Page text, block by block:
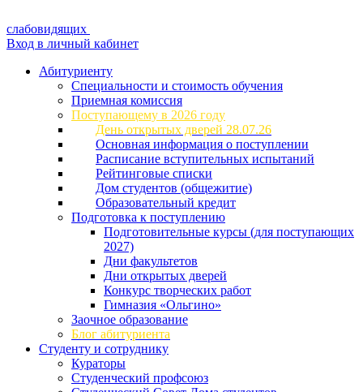
слабовидящих
Вход в личный кабинет
Абитуриенту
Специальности и стоимость обучения
Приемная комиссия
Поступающему в 2026 году
День открытых дверей 28.07.26
Основная информация о поступлении
Расписание вступительных испытаний
Рейтинговые списки
Дом студентов (общежитие)
Образовательный кредит
Подготовка к поступлению
Подготовительные курсы (для поступающих
2027)
Дни факультетов
Дни открытых дверей
Конкурс творческих работ
Гимназия «Ольгино»
Заочное образование
Блог абитуриента
Студенту и сотруднику
Кураторы
Студенческий профсоюз